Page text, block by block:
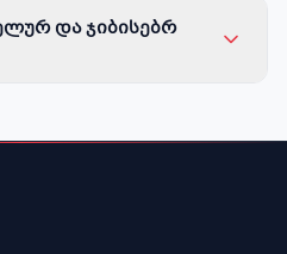
და ჯიბისებრ